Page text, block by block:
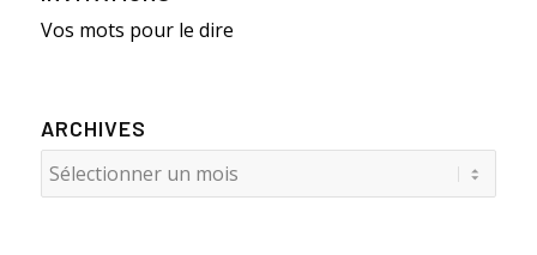
Vos mots pour le dire
ARCHIVES